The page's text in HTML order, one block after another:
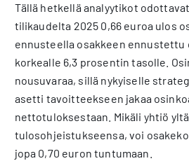
Tällä hetkellä analyytikot
tilikaudelta 2025 0,66 euroa ulos
ennusteella osakkeen
korkealle 6,3 prosentin tasolle.
nousuvaraa, sillä nykyiselle
asetti tavoitteekseen jakaa
nettotuloksestaan. Mikäli yhtiö
tulosohjeistukseensa, voi
jopa 0,70 euron tuntumaan.